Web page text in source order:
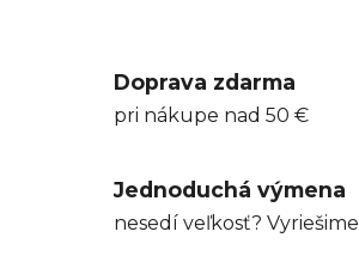
Doprava zdarma
pri nákupe nad 50 €
Jednoduchá výmena
nesedí veľkosť?